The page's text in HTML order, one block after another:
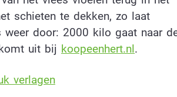
schieten te dekken, zo laat
weer door: 2000 kilo gaat naar
uit bij koopeenhert.nl.
verlagen